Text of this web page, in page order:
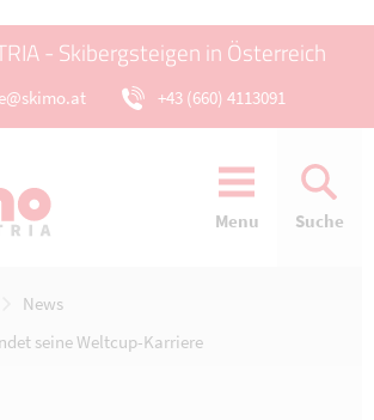
- Skibergsteigen in Österreich
+43 (660) 4113091
Menu Suche
News
seine Weltcup-Karriere